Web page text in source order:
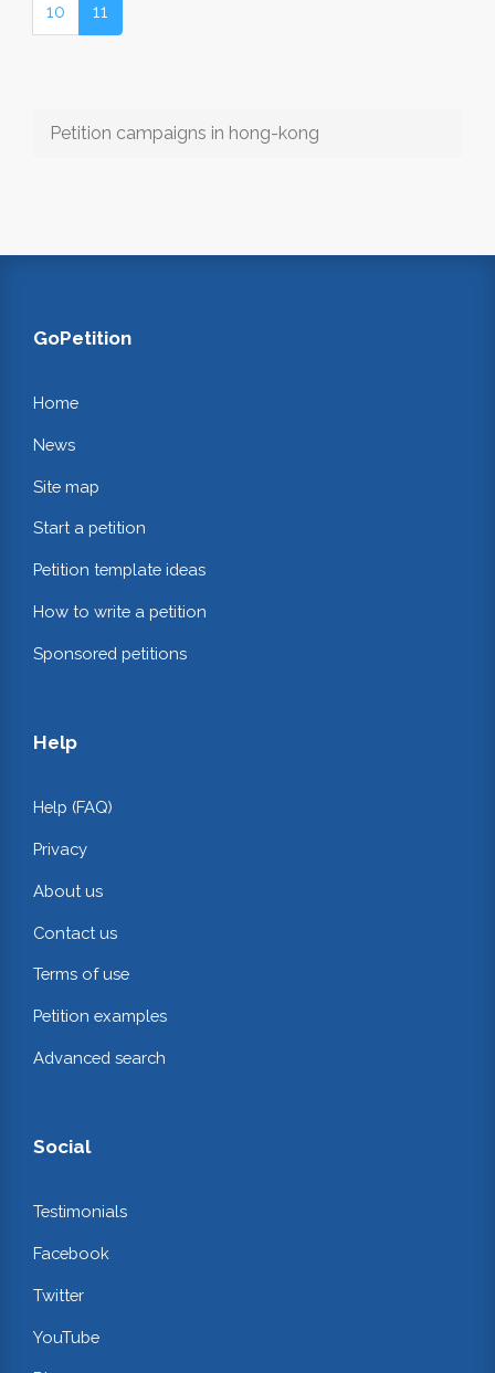
10 11
Petition campaigns in hong-kong
GoPetition
Home
News
Site map
Start a petition
Petition template ideas
How to write a petition
Sponsored petitions
Help
Help (FAQ)
Privacy
About us
Contact us
Terms of use
Petition examples
Advanced search
Social
Testimonials
Facebook
Twitter
YouTube